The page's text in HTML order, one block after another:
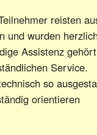
reisten
und wurden
Assistenz
Service.
so
orientieren